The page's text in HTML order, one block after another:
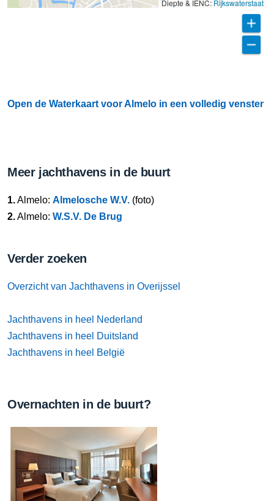
Diepte & IENC: Rijkswaterstaat
Open de Waterkaart voor Almelo in een volledig venster
Meer jachthavens in de buurt
1.Almelo: Almelosche W.V. (foto)
2.Almelo: W.S.V. De Brug
Verder zoeken
Overzicht van Jachthavens in Overijssel
Jachthavens in heel Nederland
Jachthavens in heel Duitsland
Jachthavens in heel België
Overnachten in de buurt?